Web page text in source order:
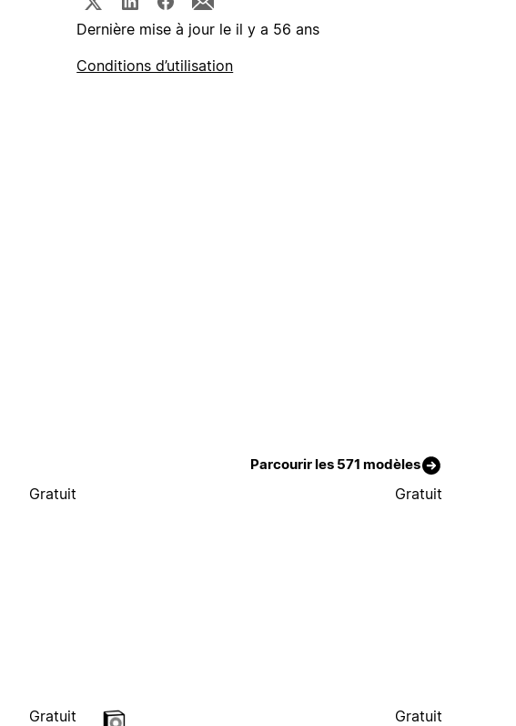
Dernière mise à jour le il y a 56 ans
Conditions d’utilisation
Parcourir les 571 modèles
Gratuit Gratuit
Gratuit Gratuit